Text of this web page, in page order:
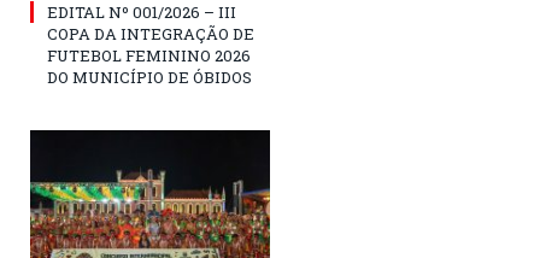
EDITAL Nº 001/2026 – III
COPA DA INTEGRAÇÃO DE
FUTEBOL FEMININO 2026
DO MUNICÍPIO DE ÓBIDOS